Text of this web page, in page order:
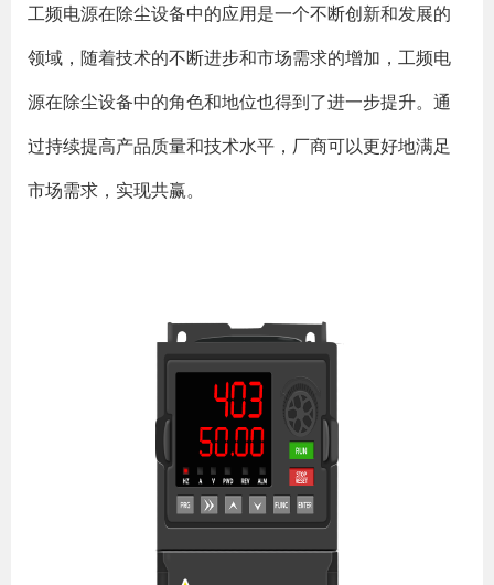
工频电源在除尘设备中的应用是一个不断创新和发展的
领域，随着技术的不断进步和市场需求的增加，工频电
源在除尘设备中的角色和地位也得到了进一步提升。通
过持续提高产品质量和技术水平，厂商可以更好地满足
市场需求，实现共赢。